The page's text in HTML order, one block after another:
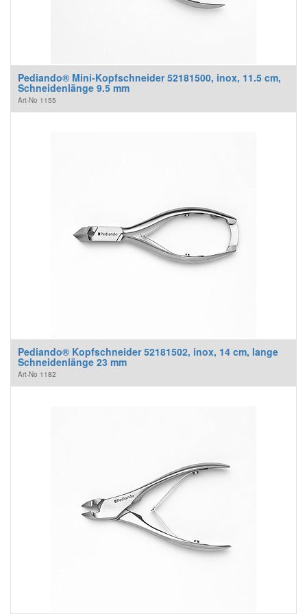
Pediando® Mini-Kopfschneider 52181500, inox, 11.5 cm,
Schneidenlänge 9.5 mm
Art-No 1155
Pediando® Kopfschneider 52181502, inox, 14 cm, lange
Schneidenlänge 23 mm
Art-No 1182